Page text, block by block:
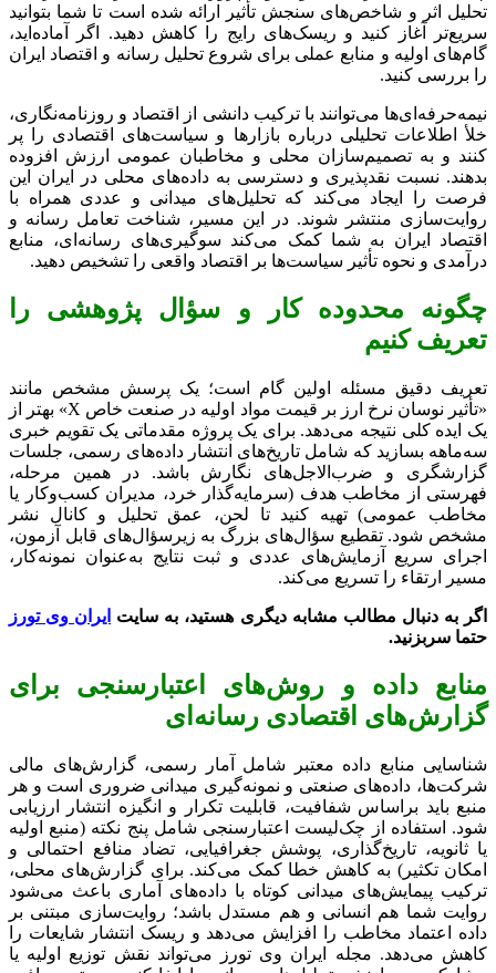
تحلیل اثر و شاخص‌های سنجش تأثیر ارائه شده است تا شما بتوانید
سریع‌تر آغاز کنید و ریسک‌های رایج را کاهش دهید. اگر آماده‌اید،
گام‌های اولیه و منابع عملی برای شروع تحلیل رسانه و اقتصاد ایران
را بررسی کنید.
نیمه‌حرفه‌ای‌ها می‌توانند با ترکیب دانشی از اقتصاد و روزنامه‌نگاری،
خلأ اطلاعات تحلیلی درباره بازارها و سیاست‌های اقتصادی را پر
کنند و به تصمیم‌سازان محلی و مخاطبان عمومی ارزش افزوده
بدهند. نسبت نقدپذیری و دسترسی به داده‌های محلی در ایران این
فرصت را ایجاد می‌کند که تحلیل‌های میدانی و عددی همراه با
روایت‌سازی منتشر شوند. در این مسیر، شناخت تعامل رسانه و
اقتصاد ایران به شما کمک می‌کند سوگیری‌های رسانه‌ای، منابع
درآمدی و نحوه تأثیر سیاست‌ها بر اقتصاد واقعی را تشخیص دهید.
چگونه محدوده کار و سؤال پژوهشی را
تعریف کنیم
تعریف دقیق مسئله اولین گام است؛ یک پرسش مشخص مانند
«تأثیر نوسان نرخ ارز بر قیمت مواد اولیه در صنعت خاص X» بهتر از
یک ایده کلی نتیجه می‌دهد. برای یک پروژه مقدماتی یک تقویم خبری
سه‌ماهه بسازید که شامل تاریخ‌های انتشار داده‌های رسمی، جلسات
گزارشگری و ضرب‌الاجل‌های نگارش باشد. در همین مرحله،
فهرستی از مخاطب هدف (سرمایه‌گذار خرد، مدیران کسب‌وکار یا
مخاطب عمومی) تهیه کنید تا لحن، عمق تحلیل و کانال نشر
مشخص شود. تقطیع سؤال‌های بزرگ به زیرسؤال‌های قابل آزمون،
اجرای سریع آزمایش‌های عددی و ثبت نتایج به‌عنوان نمونه‌کار،
مسیر ارتقاء را تسریع می‌کند.
اگر به دنبال مطالب مشابه دیگری هستید، به سایت ایران وی تورز
حتما سربزنید.
منابع داده و روش‌های اعتبارسنجی برای
گزارش‌های اقتصادی رسانه‌ای
شناسایی منابع داده معتبر شامل آمار رسمی، گزارش‌های مالی
شرکت‌ها، داده‌های صنعتی و نمونه‌گیری میدانی ضروری است و هر
منبع باید براساس شفافیت، قابلیت تکرار و انگیزه انتشار ارزیابی
شود. استفاده از چک‌لیست اعتبارسنجی شامل پنج نکته (منبع اولیه
یا ثانویه، تاریخ‌گذاری، پوشش جغرافیایی، تضاد منافع احتمالی و
امکان تکثیر) به کاهش خطا کمک می‌کند. برای گزارش‌های محلی،
ترکیب پیمایش‌های میدانی کوتاه با داده‌های آماری باعث می‌شود
روایت شما هم انسانی و هم مستدل باشد؛ روایت‌سازی مبتنی بر
داده اعتماد مخاطب را افزایش می‌دهد و ریسک انتشار شایعات را
کاهش می‌دهد. مجله ایران وی تورز می‌تواند نقش توزیع اولیه یا